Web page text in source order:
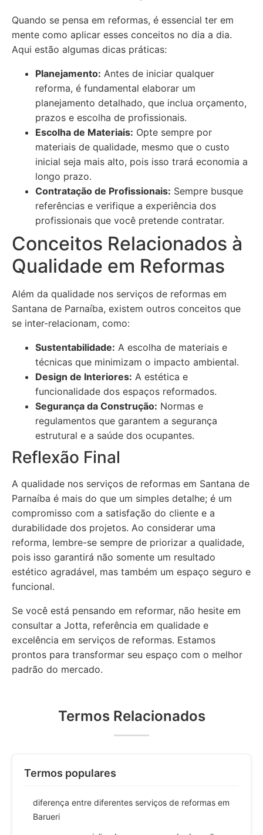
Quando se pensa em reformas, é essencial ter em
mente como aplicar esses conceitos no dia a dia.
Aqui estão algumas dicas práticas:
Planejamento: Antes de iniciar qualquer
reforma, é fundamental elaborar um
planejamento detalhado, que inclua orçamento,
prazos e escolha de profissionais.
Escolha de Materiais: Opte sempre por
materiais de qualidade, mesmo que o custo
inicial seja mais alto, pois isso trará economia a
longo prazo.
Contratação de Profissionais: Sempre busque
referências e verifique a experiência dos
profissionais que você pretende contratar.
Conceitos Relacionados à
Qualidade em Reformas
Além da qualidade nos serviços de reformas em
Santana de Parnaíba, existem outros conceitos que
se inter-relacionam, como:
Sustentabilidade: A escolha de materiais e
técnicas que minimizam o impacto ambiental.
Design de Interiores: A estética e
funcionalidade dos espaços reformados.
Segurança da Construção: Normas e
regulamentos que garantem a segurança
estrutural e a saúde dos ocupantes.
Reflexão Final
A qualidade nos serviços de reformas em Santana de
Parnaíba é mais do que um simples detalhe; é um
compromisso com a satisfação do cliente e a
durabilidade dos projetos. Ao considerar uma
reforma, lembre-se sempre de priorizar a qualidade,
pois isso garantirá não somente um resultado
estético agradável, mas também um espaço seguro e
funcional.
Se você está pensando em reformar, não hesite em
consultar a Jotta, referência em qualidade e
excelência em serviços de reformas. Estamos
prontos para transformar seu espaço com o melhor
padrão do mercado.
Termos Relacionados
Termos populares
diferença entre diferentes serviços de reformas em
Barueri